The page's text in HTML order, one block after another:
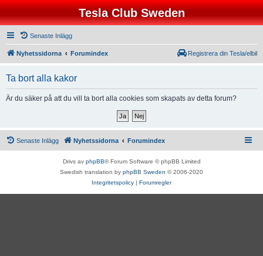
Tesla Club Sweden
Senaste Inlägg
Nyhetssidorna Forumindex Registrera din Tesla/elbil
Ta bort alla kakor
Är du säker på att du vill ta bort alla cookies som skapats av detta forum?
Senaste Inlägg Nyhetssidorna Forumindex
Drivs av phpBB® Forum Software © phpBB Limited
Swedish translation by phpBB Sweden © 2006-2020
Integritetspolicy | Forumregler